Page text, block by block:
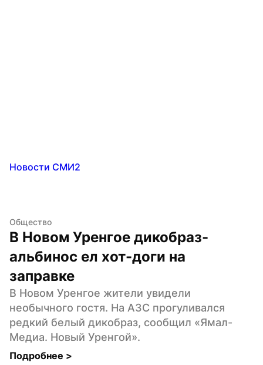
Новости СМИ2
Общество
В Новом Уренгое дикобраз-
альбинос ел хот-доги на
заправке
В Новом Уренгое жители увидели
необычного гостя. На АЗС прогуливался
редкий белый дикобраз, сообщил «Ямал-
Медиа. Новый Уренгой».
Подробнее >